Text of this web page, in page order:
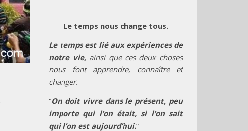
Le temps nous change tous.
Le temps est lié aux expériences de
notre vie, ainsi que ces deux choses
nous font apprendre, connaître et
changer.
“On doit vivre dans le présent, peu
importe qui l’on était, si l’on sait
qui l’on est aujourd’hui.”